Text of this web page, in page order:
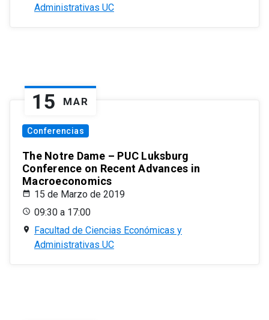
Administrativas UC
15 MAR
Conferencias
The Notre Dame – PUC Luksburg
Conference on Recent Advances in
Macroeconomics
15 de Marzo de 2019
09:30 a 17:00
Facultad de Ciencias Económicas y
Administrativas UC